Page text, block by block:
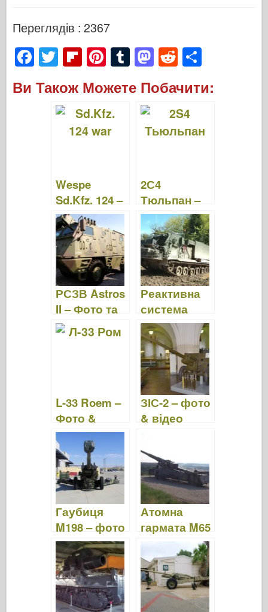
Переглядів : 2367
F
a
c
T
wi
tt
er
Fl
ip
b
o
ar
Pi
nt
er
e
st
T
u
m
bl
M
a
st
d
R
e
d
di
t
ar
Ви Також Можете Побачити:
Wespe
Sd.Kfz. 124 –
WalkAround
2С4
Тюльпан –
фото
&відео
РСЗВ Astros
II – Фото та
відео
Реактивна
система
залпового
вогню M270
– фото та
відео
L-33 Roem –
Фото &
Відео
ЗІС-2 – фото
& відео
Гаубиця
M198 – фото
та відео
Атомна
гармата M65
– Фото &
Відео